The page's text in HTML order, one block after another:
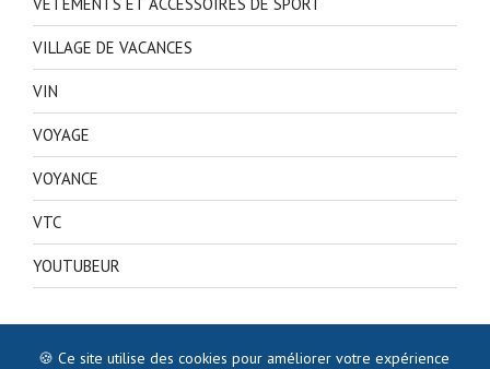
VILLAGE DE VACANCES
VIN
VOYAGE
VOYANCE
VTC
YOUTUBEUR
🍪 Ce site utilise des cookies pour améliorer votre expérience